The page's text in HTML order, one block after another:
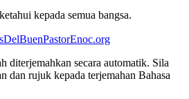
kepada semua bangsa.
diterjemahkan secara automatik. Sila
dan rujuk kepada terjemahan Bahasa